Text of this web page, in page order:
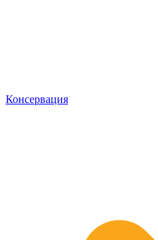
Консервация